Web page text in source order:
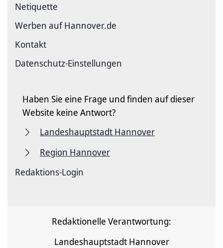
Netiquette
Werben auf Hannover.de
Kontakt
Datenschutz-Einstellungen
Haben Sie eine Frage und finden auf dieser
Website keine Antwort?
Landeshauptstadt Hannover
Region Hannover
Redaktions-Login
Redaktionelle Verantwortung:
Landeshauptstadt Hannover